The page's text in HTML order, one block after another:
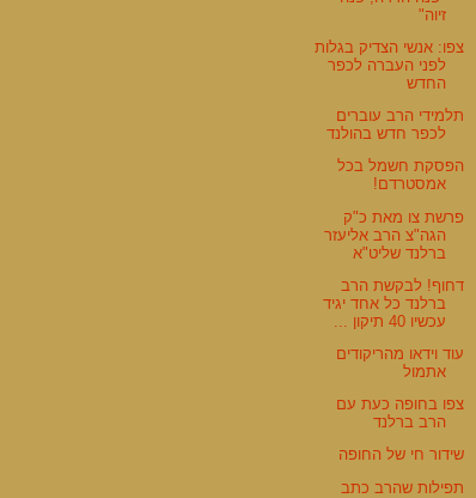
זיוה"
צפו: אנשי הצדיק בגלות
לפני העברה לכפר
החדש
תלמידי הרב עוברים
לכפר חדש בהולנד
הפסקת חשמל בכל
אמסטרדם!
פרשת צו מאת כ"ק
הגה"צ הרב אליעזר
ברלנד שליט"א
דחוף! לבקשת הרב
ברלנד כל אחד יגיד
עכשיו 40 תיקון ...
עוד וידאו מהריקודים
אתמול
צפו בחופה כעת עם
הרב ברלנד
שידור חי של החופה
תפילות שהרב כתב